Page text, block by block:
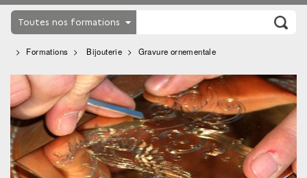
Toutes nos formations
Formations Bijouterie Gravure ornementale